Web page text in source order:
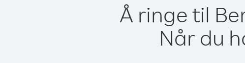
Å ringe til
Når du